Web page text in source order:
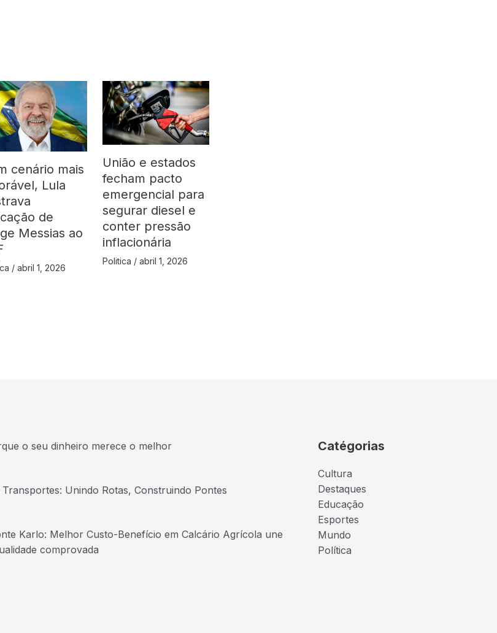
cenário mais
Lula
de
Messias ao
/abril 1, 2026
União e estados
fecham pacto
emergencial para
segurar diesel e
conter pressão
inflacionária
Politica /abril 1, 2026
o seu dinheiro merece o melhor
Unindo Rotas, Construindo Pontes
Karlo: Melhor Custo-Benefício em Calcário Agrícola une
comprovada
Catégorias
Cultura
Destaques
Educação
Esportes
Mundo
Política